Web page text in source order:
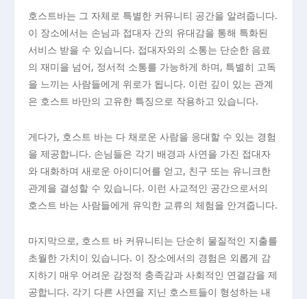
호스트바는 그 자체로 특별한 커뮤니티 공간을 알려줍니다.
이 장소에서는 손님과 접대자 간의 유대감을 통해 특화된
서비스 받을 수 있습니다. 접대자와의 소통는 단순한 음료
의 재미을 넘어, 정서적 소통를 가능하게 하며, 특별히 고독
을 느끼는 사람들에게 위로가 됩니다. 이런 깊이 있는 관계
은 호스트 바만의 고유한 특징으로 작용하고 있습니다.
게다가, 호스트 바는 다 채로운 사람을 응대할 수 있는 경험
을 제공합니다. 손님들은 각기 배경과 사연을 가진 접대자
와 대화하며 새로운 아이디어를 얻고, 친구 또는 유니크한
관계을 결성할 수 있습니다. 이런 사교적인 공간으로서의
호스트 바는 사람들에게 유익한 교류의 체험을 안겨줍니다.
마지막으로, 호스트 바 커뮤니티는 단순히 물질적인 지출를
초월한 가치이 있습니다. 이 장소에서의 경험은 외롭게 감
지하기 매우 어려운 감정적 충족감과 사회적인 연결감을 제
공합니다. 각기 다른 사연을 지닌 호스트들이 형성하는 내